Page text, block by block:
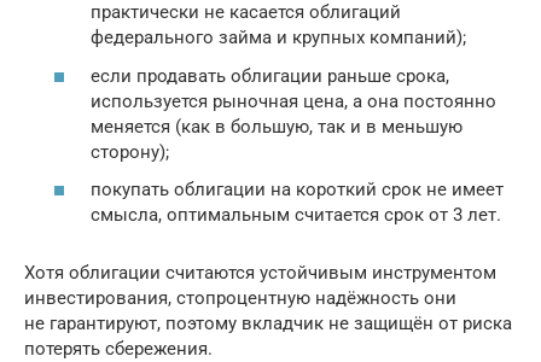
практически не касается облигаций
федерального займа и крупных компаний);
если продавать облигации раньше срока,
используется рыночная цена, а она постоянно
меняется (как в большую, так и в меньшую
сторону);
покупать облигации на короткий срок не имеет
смысла, оптимальным считается срок от 3 лет.
Хотя облигации считаются устойчивым инструментом
инвестирования, стопроцентную надёжность они
не гарантируют, поэтому вкладчик не защищён от риска
потерять сбережения.